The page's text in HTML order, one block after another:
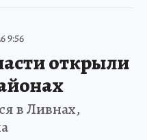
9:56
открыли
в Ливнах,